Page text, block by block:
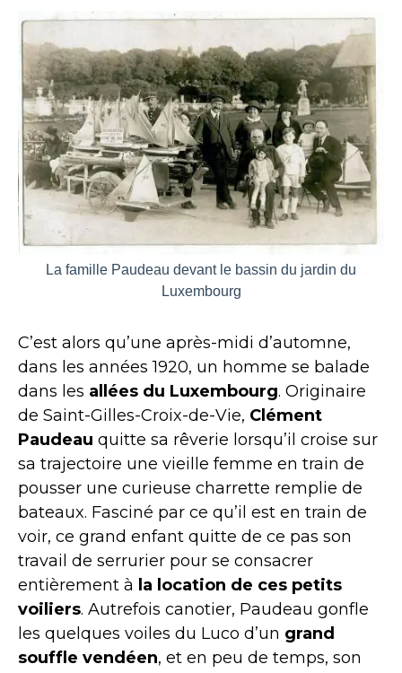
La famille Paudeau devant le bassin du jardin du
Luxembourg
C’est alors qu’une après-midi d’automne,
dans les années 1920, un homme se balade
dans les allées du Luxembourg. Originaire
de Saint-Gilles-Croix-de-Vie, Clément
Paudeau quitte sa rêverie lorsqu’il croise sur
sa trajectoire une vieille femme en train de
pousser une curieuse charrette remplie de
bateaux. Fasciné par ce qu’il est en train de
voir, ce grand enfant quitte de ce pas son
travail de serrurier pour se consacrer
entièrement à la location de ces petits
voiliers. Autrefois canotier, Paudeau gonfle
les quelques voiles du Luco d’un grand
souffle vendéen, et en peu de temps, son